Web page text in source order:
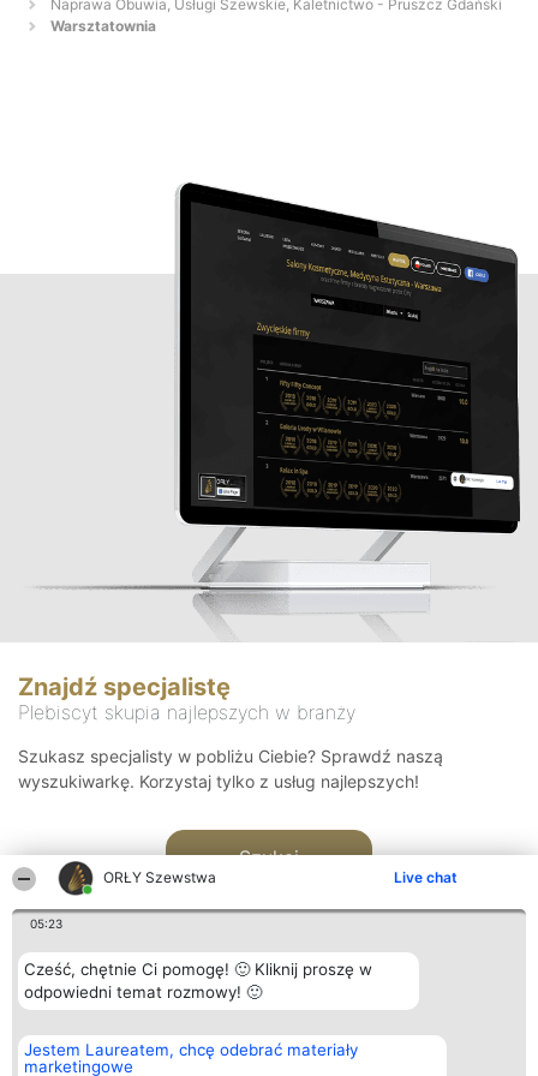
ORŁY Szewstwa Live chat
05:23
Cześć, chętnie Ci pomogę! 🙂 Kliknij proszę w
odpowiedni temat rozmowy! 🙂
Jestem Laureatem, chcę odebrać materiały
marketingowe
Naprawa Obuwia, Usługi Szewskie, Kaletnictwo - Pruszcz Gdański
Warsztatownia
Znajdź specjalistę
Plebiscyt skupia najlepszych w branży
Szukasz specjalisty w pobliżu Ciebie? Sprawdź naszą
wyszukiwarkę. Korzystaj tylko z usług najlepszych!
Szukaj
Organizator plebiscytu
Bright Side Solutions sp. z o.
o. sp. k.
Plebiscyt
Laureaci
Kontakt
Kontakt